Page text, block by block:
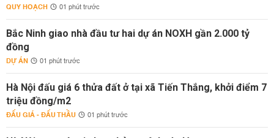
QUY HOẠCH 01 phút trước
Bắc Ninh giao nhà đầu tư hai dự án NOXH gần 2.000 tỷ
đồng
DỰ ÁN 01 phút trước
Hà Nội đấu giá 6 thửa đất ở tại xã Tiến Thắng, khởi điểm 7
triệu đồng/m2
ĐẤU GIÁ - ĐẤU THẦU 01 phút trước